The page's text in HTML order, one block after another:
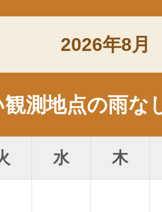
2026年8月
測地点の雨な
水 木